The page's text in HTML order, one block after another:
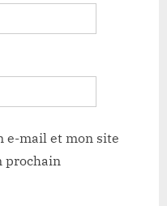
e-mail et mon site
prochain